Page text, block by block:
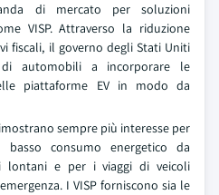
di mercato per soluzioni
VISP. Attraverso la riduzione
fiscali, il governo degli Stati Uniti
automobili a incorporare le
piattaforme EV in modo da
sempre più interesse per
consumo energetico da
lontani e per i viaggi di veicoli
I VISP forniscono sia le